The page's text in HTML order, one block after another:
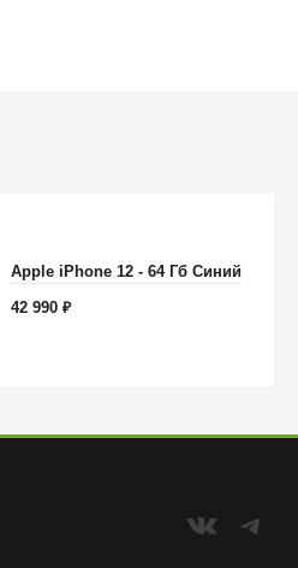
Anker
Apple iPhone 12 - 64 Гб Синий
42 990₽